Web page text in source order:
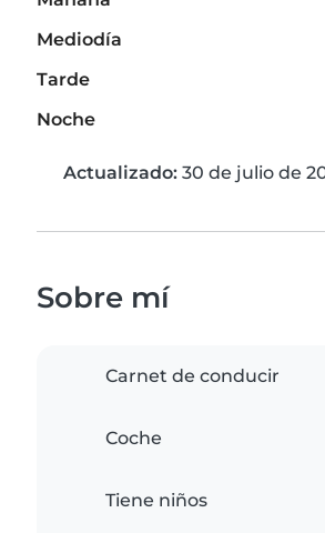
Mediodía
Tarde
Noche
Actualizado: 30 de julio de
Sobre mí
Carnet de conducir
Coche
Tiene niños